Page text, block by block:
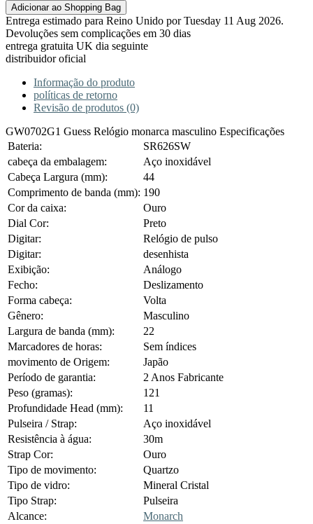
Entrega estimado para Reino Unido por Tuesday 11 Aug 2026.
Devoluções sem complicações em 30 dias
entrega gratuita UK dia seguinte
distribuidor oficial
Informação do produto
políticas de retorno
Revisão de produtos (0)
GW0702G1 Guess Relógio monarca masculino Especificações
Bateria:
SR626SW
cabeça da embalagem:
Aço inoxidável
Cabeça Largura (mm):
44
Comprimento de banda (mm): 190
Cor da caixa:
Ouro
Dial Cor:
Preto
Digitar:
Relógio de pulso
Digitar:
desenhista
Exibição:
Análogo
Fecho:
Deslizamento
Forma cabeça:
Volta
Gênero:
Masculino
Largura de banda (mm):
22
Marcadores de horas:
Sem índices
movimento de Origem:
Japão
Período de garantia:
2 Anos Fabricante
Peso (gramas):
121
Profundidade Head (mm):
11
Pulseira / Strap:
Aço inoxidável
Resistência à água:
30m
Strap Cor:
Ouro
Tipo de movimento:
Quartzo
Tipo de vidro:
Mineral Cristal
Tipo Strap:
Pulseira
Alcance:
Monarch